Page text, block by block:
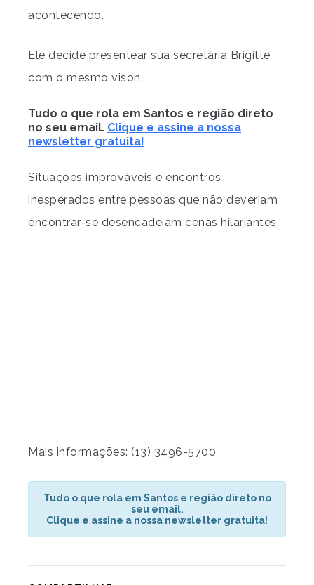
acontecendo.
Ele decide presentear sua secretária Brigitte
com o mesmo vison.
Tudo o que rola em Santos e região direto
no seu email. Clique e assine a nossa
newsletter gratuita!
Situações improváveis e encontros
inesperados entre pessoas que não deveriam
encontrar-se desencadeiam cenas hilariantes.
Mais informações: (13) 3496-5700
Tudo o que rola em Santos e região direto no
seu email.
Clique e assine a nossa newsletter gratuita!